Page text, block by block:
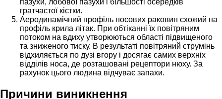
гратчастої кістки.
Аеродинамічний профіль носових раковин схожий на
профіль крила літак. При обтіканні їх повітряним
потоком на вдиху утворюються області підвищеного
та зниженого тиску. В результаті повітряний струмінь
відхиляється по дузі вгору і досягає самих верхніх
відділів носа, де розташовані рецептори нюху. За
рахунок цього людина відчуває запахи.
Причини виникнення